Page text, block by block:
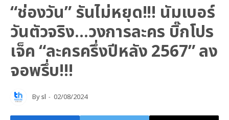
“ช่องวัน” รันไม่หยุด!!! นัมเบอร์
วันตัวจริง…วงการละคร บิ๊กโปร
เจ็ค “ละครครึ่งปีหลัง 2567” ลง
จอพรึ่บ!!!
Bysl 02/08/2024